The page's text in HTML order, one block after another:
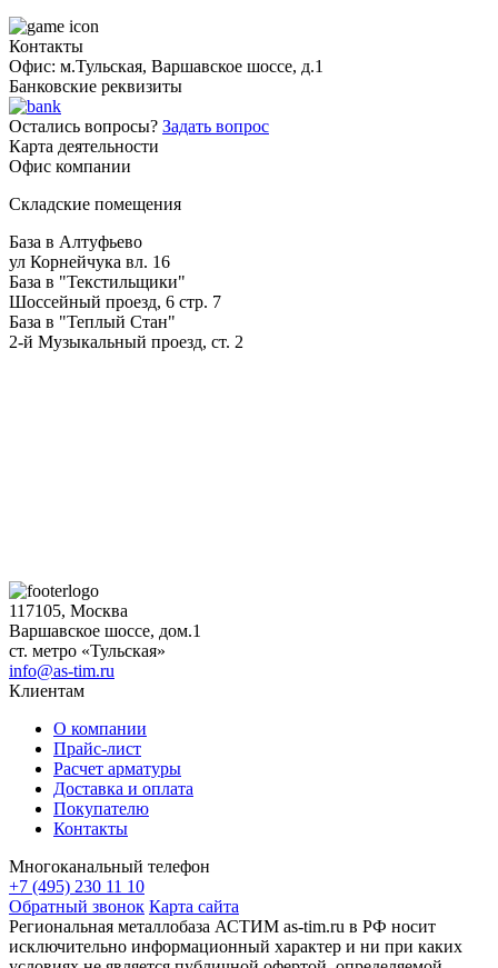
Контакты
Офис: м.Тульская, Варшавское шоссе, д.1
Банковские реквизиты
Остались вопросы? Задать вопрос
Карта деятельности
Офис компании
Складские помещения
База в Алтуфьево
ул Корнейчука вл. 16
База в "Текстильщики"
Шоссейный проезд, 6 стр. 7
База в "Теплый Стан"
2-й Музыкальный проезд, ст. 2
117105, Москва
Варшавское шоссе, дом.1
ст. метро «Тульская»
info@as-tim.ru
Клиентам
О компании
Прайс-лист
Расчет арматуры
Доставка и оплата
Покупателю
Контакты
Многоканальный телефон
+7 (495) 230 11 10
Обратный звонок Карта сайта
Региональная металлобаза АСТИМ as-tim.ru в РФ носит
исключительно информационный характер и ни при каких